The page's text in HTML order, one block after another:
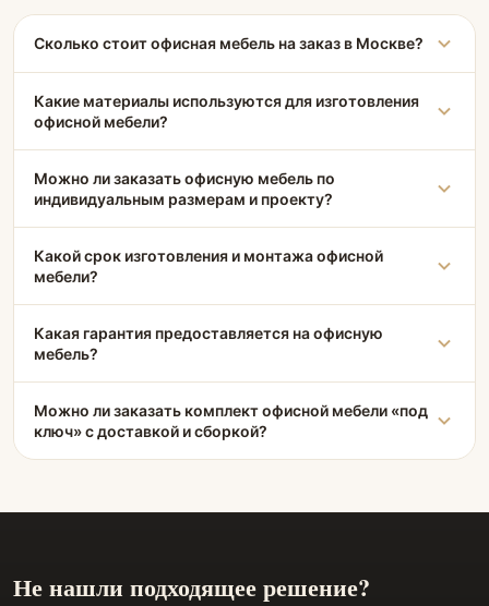
Сколько стоит офисная мебель на заказ в Москве?
Какие материалы используются для изготовления
офисной мебели?
Можно ли заказать офисную мебель по
индивидуальным размерам и проекту?
Какой срок изготовления и монтажа офисной
мебели?
Какая гарантия предоставляется на офисную
мебель?
Можно ли заказать комплект офисной мебели «под
ключ» с доставкой и сборкой?
Не нашли подходящее решение?